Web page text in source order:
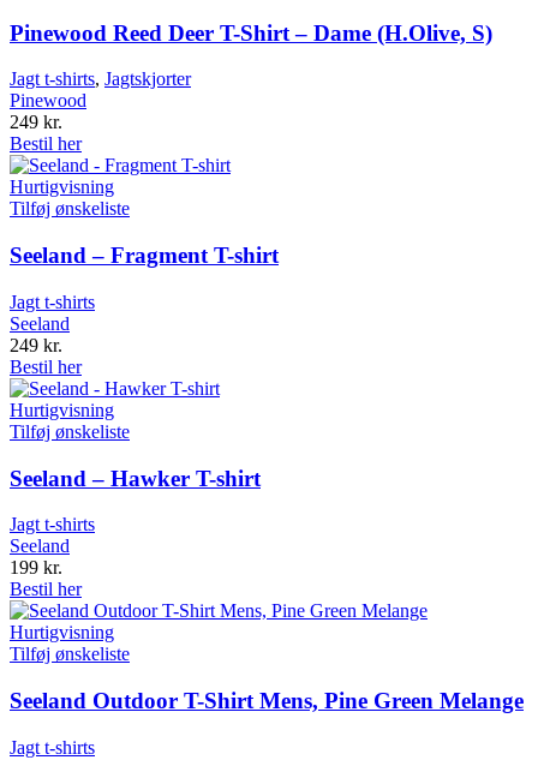
Pinewood Reed Deer T-Shirt – Dame (H.Olive, S)
Jagt t-shirts, Jagtskjorter
Pinewood
249 kr.
Bestil her
Hurtigvisning
Tilføj ønskeliste
Seeland – Fragment T-shirt
Jagt t-shirts
Seeland
249 kr.
Bestil her
Hurtigvisning
Tilføj ønskeliste
Seeland – Hawker T-shirt
Jagt t-shirts
Seeland
199 kr.
Bestil her
Hurtigvisning
Tilføj ønskeliste
Seeland Outdoor T-Shirt Mens, Pine Green Melange
Jagt t-shirts